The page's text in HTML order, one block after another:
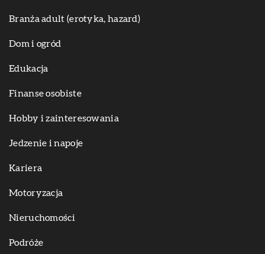
Branża adult (erotyka, hazard)
Dom i ogród
Edukacja
Finanse osobiste
Hobby i zainteresowania
Jedzenie i napoje
Kariera
Motoryzacja
Nieruchomości
Podróże